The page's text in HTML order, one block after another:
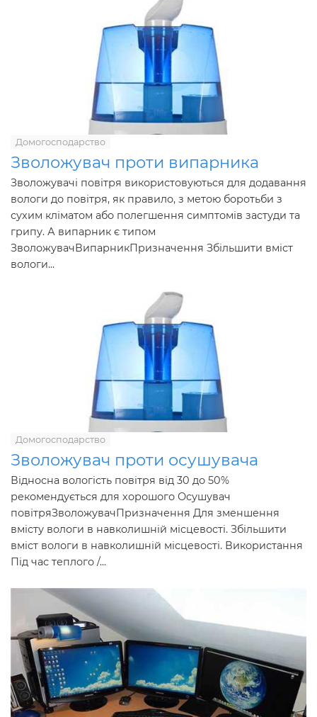
Домогосподарство
Зволожувач проти випарника
Зволожувачі повітря використовуються для додавання
вологи до повітря, як правило, з метою боротьби з
сухим кліматом або полегшення симптомів застуди та
грипу. А випарник є типом
ЗволожувачВипарникПризначення Збільшити вміст
вологи...
Домогосподарство
Зволожувач проти осушувача
Відносна вологість повітря від 30 до 50%
рекомендується для хорошого Осушувач
повітряЗволожувачПризначення Для зменшення
вмісту вологи в навколишній місцевості. Збільшити
вміст вологи в навколишній місцевості. Використання
Під час теплого /...